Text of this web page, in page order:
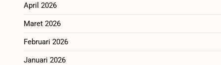
April 2026
Maret 2026
Februari 2026
Januari 2026